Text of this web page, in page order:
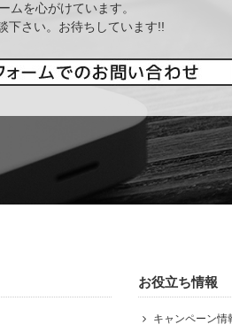
ムを心がけています。
下さい。お待ちしています!!
お役立ち情報
キャンペーン情